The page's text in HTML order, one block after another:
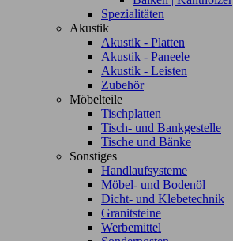
Spezialitäten
Akustik
Akustik - Platten
Akustik - Paneele
Akustik - Leisten
Zubehör
Möbelteile
Tischplatten
Tisch- und Bankgestelle
Tische und Bänke
Sonstiges
Handlaufsysteme
Möbel- und Bodenöl
Dicht- und Klebetechnik
Granitsteine
Werbemittel